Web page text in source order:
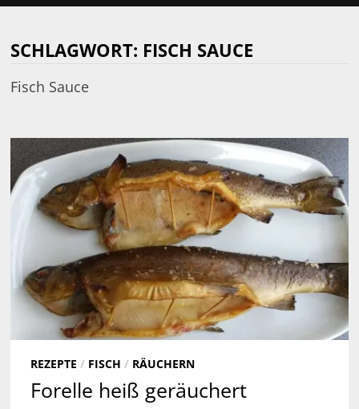
SCHLAGWORT: FISCH SAUCE
Fisch Sauce
REZEPTE / FISCH / RÄUCHERN
Forelle heiß geräuchert